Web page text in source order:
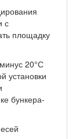
с
площадку
20°С
установки
бункера-